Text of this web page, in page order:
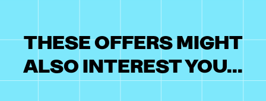
THESE OFFERS MIGHT
ALSO INTEREST YOU...